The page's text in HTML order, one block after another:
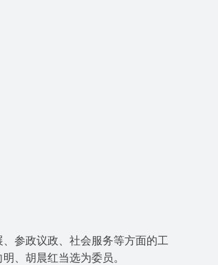
参政议政、社会服务等方面的工
、胡晨红当选为委员。